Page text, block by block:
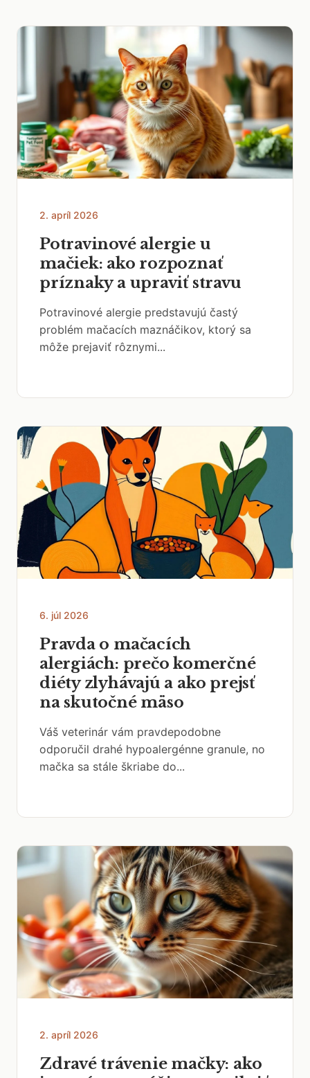
2. apríl 2026
Potravinové alergie u
mačiek: ako rozpoznať
príznaky a upraviť stravu
Potravinové alergie predstavujú častý
problém mačacích maznáčikov, ktorý sa
môže prejaviť rôznymi...
6. júl 2026
Pravda o mačacích
alergiách: prečo komerčné
diéty zlyhávajú a ako prejsť
na skutočné mäso
Váš veterinár vám pravdepodobne
odporučil drahé hypoalergénne granule, no
mačka sa stále škriabe do...
2. apríl 2026
Zdravé trávenie mačky: ako